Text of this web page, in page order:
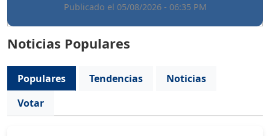
Publicado el 05/08/2026 - 06:35 PM
Noticias Populares
Populares Tendencias
Noticias
Votar